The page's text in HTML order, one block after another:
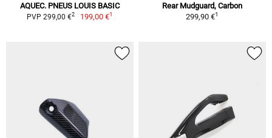
AQUEC. PNEUS LOUIS BASIC
PVP 299,00 €2 199,00 €1
Rear Mudguard, Carbon
299,90 €1